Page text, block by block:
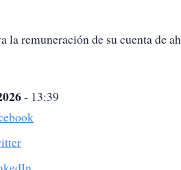
la remuneración de su cuenta de
- 13:39